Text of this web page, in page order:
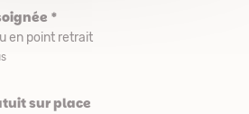
*
en point retrait
sur place